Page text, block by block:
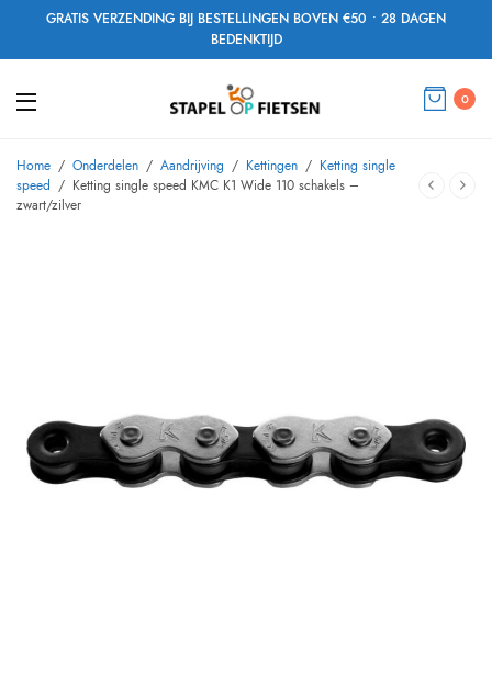
GRATIS VERZENDING BIJ BESTELLINGEN BOVEN €50 • 28 DAGEN
BEDENKTIJD
0
Home / Onderdelen / Aandrijving / Kettingen / Ketting single
speed / Ketting single speed KMC K1 Wide 110 schakels –
zwart/zilver